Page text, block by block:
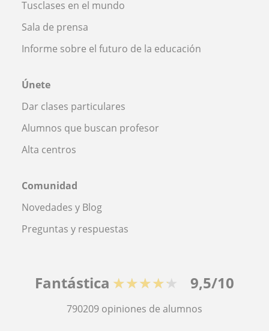
Tusclases en el mundo
Sala de prensa
Informe sobre el futuro de la educación
Únete
Dar clases particulares
Alumnos que buscan profesor
Alta centros
Comunidad
Novedades y Blog
Preguntas y respuestas
Fantástica ★★★★★ 9,5/10
790209 opiniones de alumnos